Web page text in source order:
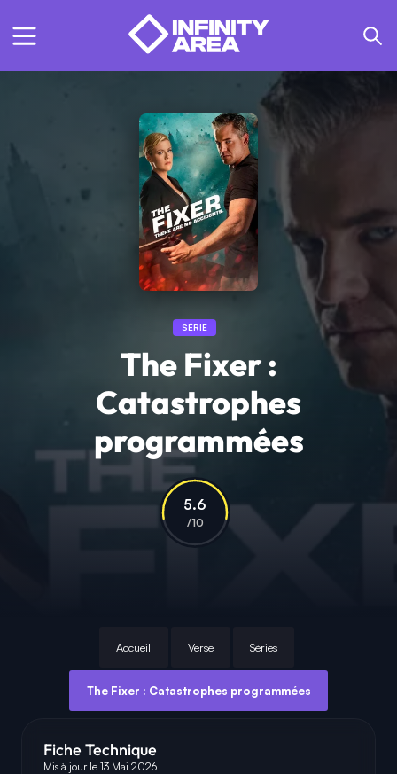
SÉRIE
The Fixer :
Catastrophes
programmées
5.6
/10
Accueil Verse Séries
The Fixer : Catastrophes programmées
Fiche Technique
Mis à jour le 13 Mai 2026